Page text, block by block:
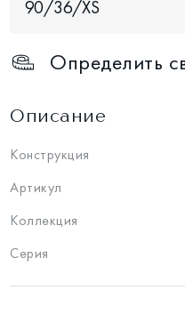
90/36/XS
Определить
Описание
Конструкция
Артикул
Коллекция
Серия